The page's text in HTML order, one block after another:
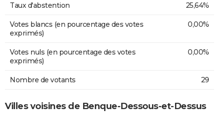
Taux d'abstention 25,64%
Votes blancs (en pourcentage des votes
exprimés)
0,00%
Votes nuls (en pourcentage des votes
exprimés)
0,00%
Nombre de votants 29
Villes voisines de Benque-Dessous-et-Dessus